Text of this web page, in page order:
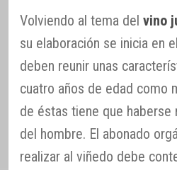
Volviendo al tema del vino
su elaboración se inicia en
deben reunir unas
cuatro años de edad como
de éstas tiene que haberse
del hombre. El abonado
realizar al viñedo debe